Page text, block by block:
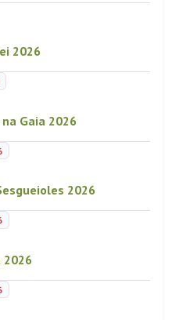
2026
Gaia 2026
2026
2026